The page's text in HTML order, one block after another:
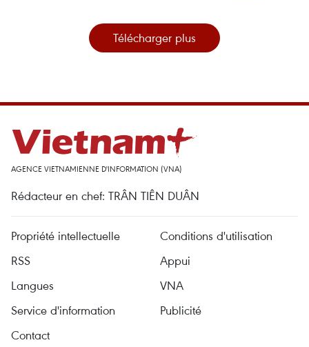
Télécharger plus
AGENCE VIETNAMIENNE D'INFORMATION (VNA)
Rédacteur en chef: TRÂN TIÊN DUÂN
Propriété intellectuelle
Conditions d'utilisation
RSS
Appui
Langues
VNA
Service d'information
Publicité
Contact